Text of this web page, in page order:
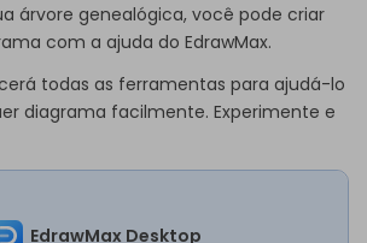
árvore genealógica, você pode criar
com a ajuda do EdrawMax.
todas as ferramentas para ajudá-lo
diagrama facilmente. Experimente e
EdrawMax Desktop